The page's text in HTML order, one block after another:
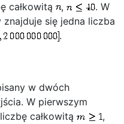
całkowitą
,
. W
znajduje się jedna liczba
.
w dwóch
W pierwszym
całkowitą
,